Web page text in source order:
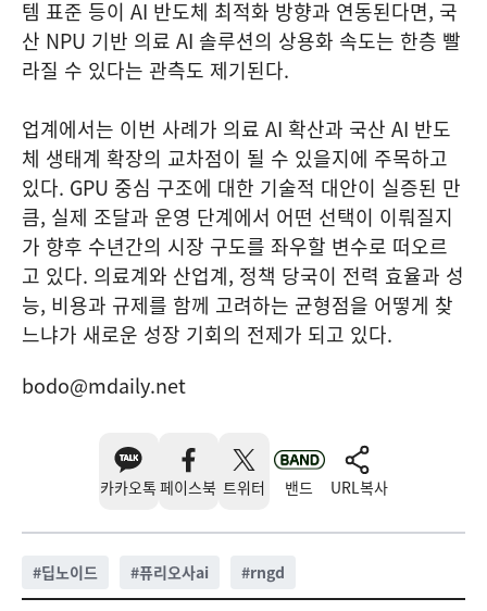
템 표준 등이 AI 반도체 최적화 방향과 연동된다면, 국
산 NPU 기반 의료 AI 솔루션의 상용화 속도는 한층 빨
라질 수 있다는 관측도 제기된다.
업계에서는 이번 사례가 의료 AI 확산과 국산 AI 반도
체 생태계 확장의 교차점이 될 수 있을지에 주목하고
있다. GPU 중심 구조에 대한 기술적 대안이 실증된 만
큼, 실제 조달과 운영 단계에서 어떤 선택이 이뤄질지
가 향후 수년간의 시장 구도를 좌우할 변수로 떠오르
고 있다. 의료계와 산업계, 정책 당국이 전력 효율과 성
능, 비용과 규제를 함께 고려하는 균형점을 어떻게 찾
느냐가 새로운 성장 기회의 전제가 되고 있다.
bodo@mdaily.net
카카오톡 페이스북 트위터 밴드 URL복사
#딥노이드 #퓨리오사ai #rngd